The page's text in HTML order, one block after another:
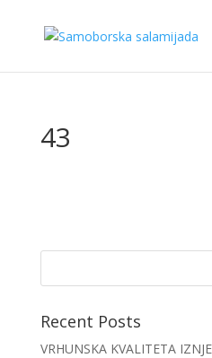
43
Recent Posts
VRHUNSKA KVALITETA